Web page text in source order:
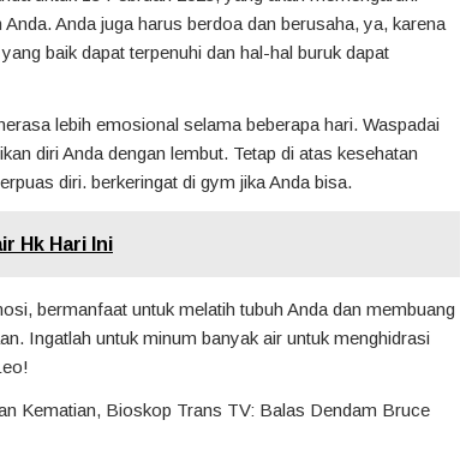
Anda juga harus berdoa dan berusaha, ya, karena
baik dapat terpenuhi dan hal-hal buruk dapat
lebih emosional selama beberapa hari. Waspadai
diri Anda dengan lembut. Tetap di atas kesehatan
diri. berkeringat di gym jika Anda bisa.
Hk Hari Ini
bermanfaat untuk melatih tubuh Anda dan membuang
Ingatlah untuk minum banyak air untuk menghidrasi
Kematian, Bioskop Trans TV: Balas Dendam Bruce